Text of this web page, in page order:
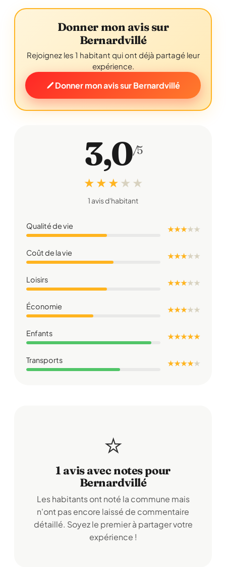
Donner mon avis sur
Bernardvillé
Rejoignez les 1 habitant qui ont déjà partagé leur
expérience.
Donner mon avis sur Bernardvillé
3,0/5
★ ★ ★ ★ ★
1 avis d'habitant
Qualité de vie ★ ★ ★★★
Coût de la vie ★ ★ ★★★
Loisirs ★ ★ ★★★
Économie ★ ★ ★★★
Enfants ★ ★ ★ ★ ★
Transports ★ ★ ★ ★★
⭐
1 avis avec notes pour
Bernardvillé
Les habitants ont noté la commune mais
n'ont pas encore laissé de commentaire
détaillé. Soyez le premier à partager votre
expérience !